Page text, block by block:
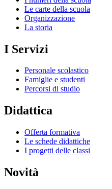
Le carte della scuola
Organizzazione
La storia
I Servizi
Personale scolastico
Famiglie e studenti
Percorsi di studio
Didattica
Offerta formativa
Le schede didattiche
I progetti delle classi
Novità